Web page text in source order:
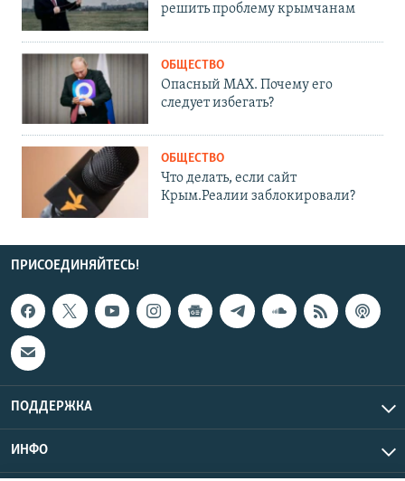
решить проблему крымчанам
ОБЩЕСТВО
Опасный MAX. Почему его
следует избегать?
ОБЩЕСТВО
Что делать, если сайт
Крым.Реалии заблокировали?
ПРИСОЕДИНЯЙТЕСЬ!
ПОДДЕРЖКА
ИНФО